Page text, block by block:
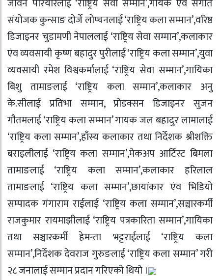
जीवन परियारलाई ‘राष्ट्रिय सेवा सम्मान’,गायक एंव संगीत
संयोजक कुन्साङ दोर्जे लोप्चनलाई ‘राष्ट्रिय कला सम्मान’,वरिष्ठ
डिजाइनर चुडामणी नेपाललाई ‘राष्ट्रिय सेवा सम्मान’,कलाकार
एंव व्यवसायी कृष्ण बहादुर पुरीलाई ‘राष्ट्रिय कला सम्मान’,युवा
व्यवसायी रमेश विश्वकर्मालाई ‘राष्ट्रिय सेवा सम्मान’,गायिका
बिशु तामाङलाई ‘राष्ट्रिय कला सम्मान’,कलाकार अनु
के.सीलाई प्रतिभा सम्मान, प्रोडक्सन डिजाइनर सुजन
गौतमलाई ‘राष्ट्रिय कला सम्मान’ गायक जल बहादुर लामालाई
‘राष्ट्रिय कला सम्मान’,हाँस्य कलाकार तथा निर्देशक श्रीशक्ति
बराइलीलाई ‘राष्ट्रिय कला सम्मान’,मेकअप आर्टिस्ट बिमला
तामाङलाई ‘राष्ट्रिय कला सम्मान’,कलाकार हरिलाल
तामाङलाई ‘राष्ट्रिय कला सम्मान’,छायांकार एंव भिडियो
सम्पादक गंगाराम राईलाई ‘राष्ट्रिय कला सम्मान’,सञ्चारकर्मी
राजकुमार रायमाझीलाई ‘राष्ट्रिय पत्रकारिता सम्मान’,गायिका
तथा सञ्चारकर्मी हेमन्ता भट्टराईलाई ‘राष्ट्रिय कला
सम्मान’,निर्देशक देवराज गुरुङलाई ‘राष्ट्रिय कला सम्मान’ गरी
२८ जनालाई सम्मान प्रदान गरिएको थियो ।